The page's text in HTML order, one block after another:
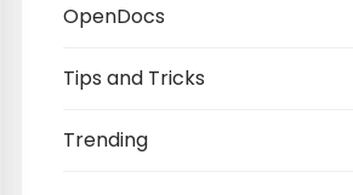
OpenDocs
Tips and Tricks
Trending